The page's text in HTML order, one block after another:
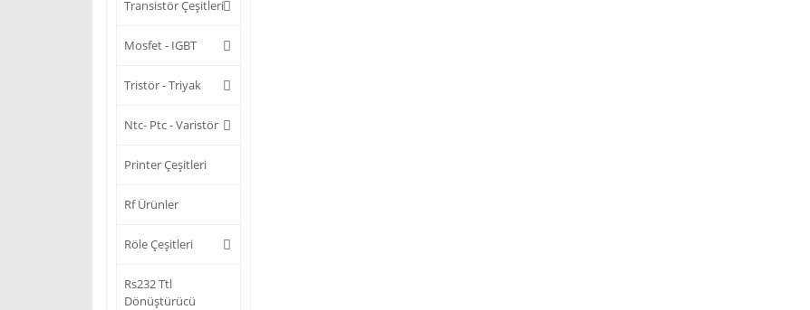
Transistör Çeşitleri
Mosfet - IGBT
Tristör - Triyak
Ntc- Ptc - Varistör
Printer Çeşitleri
Rf Ürünler
Röle Çeşitleri
Rs232 Ttl
Dönüştürücü